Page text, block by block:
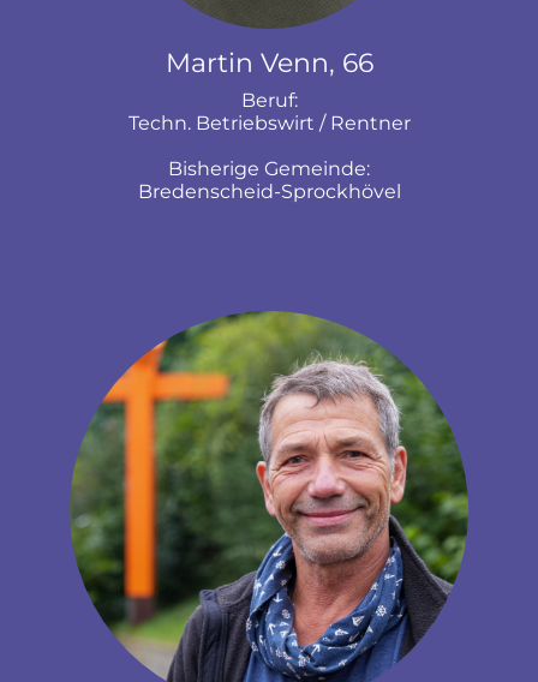
Martin Venn, 66
Beruf:
Techn. Betriebswirt / Rentner
Bisherige Gemeinde:
Bredenscheid-Sprockhövel